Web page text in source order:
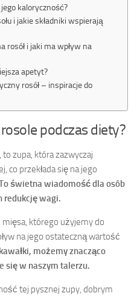
kaloryczność?
i jakie składniki wspierają
rosół i jaki ma wpływ na
apetyt?
rosół – inspiracje do
podczas diety?
to zupa, która zazwyczaj
co przekłada się na jego
świetna wiadomość dla osób
redukcję wagi.
którego użyjemy do
na jego ostateczną wartość
możemy znacząco
się w naszym talerzu.
tej pysznej zupy, dobrym